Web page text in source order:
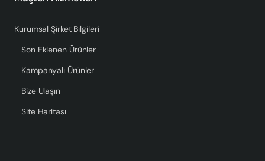
Kurumsal Şirket Bilgileri
Son Eklenen Ürünler
Kampanyalı Ürünler
Bize Ulaşın
Site Haritası